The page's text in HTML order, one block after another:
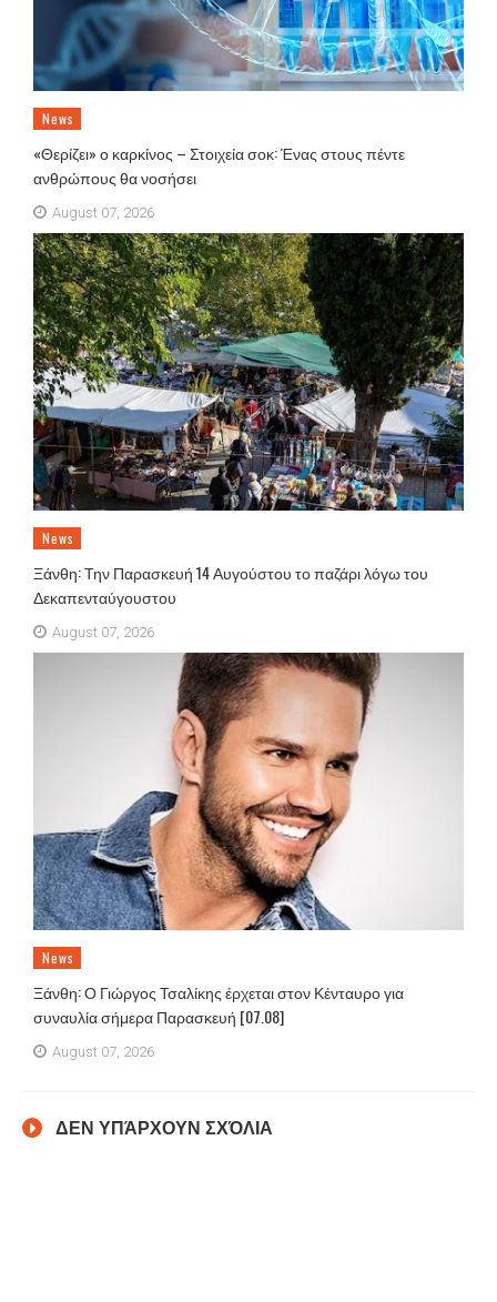
News
«Θερίζει» ο καρκίνος – Στοιχεία σοκ: Ένας στους πέντε
ανθρώπους θα νοσήσει
August 07, 2026
News
Ξάνθη: Την Παρασκευή 14 Αυγούστου το παζάρι λόγω του
Δεκαπενταύγουστου
August 07, 2026
News
Ξάνθη: Ο Γιώργος Τσαλίκης έρχεται στον Κένταυρο για
συναυλία σήμερα Παρασκευή [07.08]
August 07, 2026
ΔΕΝ ΥΠΆΡΧΟΥΝ ΣΧΌΛΙΑ